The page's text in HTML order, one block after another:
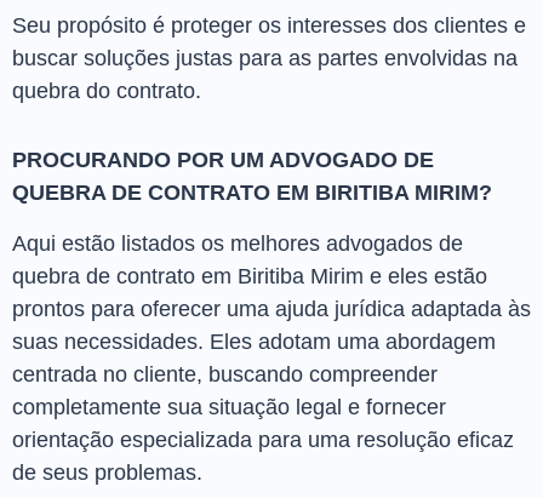
Seu propósito é proteger os interesses dos clientes e
buscar soluções justas para as partes envolvidas na
quebra do contrato.
PROCURANDO POR UM ADVOGADO DE
QUEBRA DE CONTRATO EM BIRITIBA MIRIM?
Aqui estão listados os melhores advogados de
quebra de contrato em Biritiba Mirim e eles estão
prontos para oferecer uma ajuda jurídica adaptada às
suas necessidades. Eles adotam uma abordagem
centrada no cliente, buscando compreender
completamente sua situação legal e fornecer
orientação especializada para uma resolução eficaz
de seus problemas.